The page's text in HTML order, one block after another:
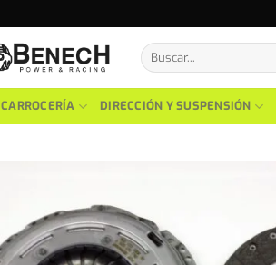
Buscar
por:
CARROCERÍA DIRECCIÓN Y SUSPENSIÓN